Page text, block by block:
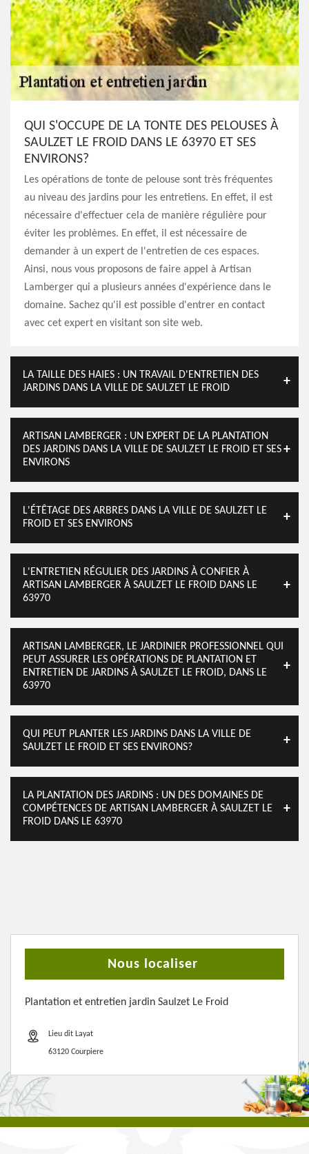
QUI S'OCCUPE DE LA TONTE DES PELOUSES À
SAULZET LE FROID DANS LE 63970 ET SES
ENVIRONS?
Les opérations de tonte de pelouse sont très fréquentes
au niveau des jardins pour les entretiens. En effet, il est
nécessaire d'effectuer cela de manière régulière pour
éviter les problèmes. En effet, il est nécessaire de
demander à un expert de l'entretien de ces espaces.
Ainsi, nous vous proposons de faire appel à Artisan
Lamberger qui a plusieurs années d'expérience dans le
domaine. Sachez qu'il est possible d'entrer en contact
avec cet expert en visitant son site web.
LA TAILLE DES HAIES : UN TRAVAIL D'ENTRETIEN DES
JARDINS DANS LA VILLE DE SAULZET LE FROID
ARTISAN LAMBERGER : UN EXPERT DE LA PLANTATION
DES JARDINS DANS LA VILLE DE SAULZET LE FROID ET SES
ENVIRONS
L'ÉTÊTAGE DES ARBRES DANS LA VILLE DE SAULZET LE
FROID ET SES ENVIRONS
L'ENTRETIEN RÉGULIER DES JARDINS À CONFIER À
ARTISAN LAMBERGER À SAULZET LE FROID DANS LE
63970
ARTISAN LAMBERGER, LE JARDINIER PROFESSIONNEL QUI
PEUT ASSURER LES OPÉRATIONS DE PLANTATION ET
ENTRETIEN DE JARDINS À SAULZET LE FROID, DANS LE
63970
QUI PEUT PLANTER LES JARDINS DANS LA VILLE DE
SAULZET LE FROID ET SES ENVIRONS?
LA PLANTATION DES JARDINS : UN DES DOMAINES DE
COMPÉTENCES DE ARTISAN LAMBERGER À SAULZET LE
FROID DANS LE 63970
Nous localiser
Plantation et entretien jardin Saulzet Le Froid
Lieu dit Layat
63120 Courpiere